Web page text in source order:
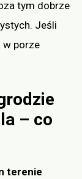
tym dobrze
Jeśli
w porze
– co
terenie